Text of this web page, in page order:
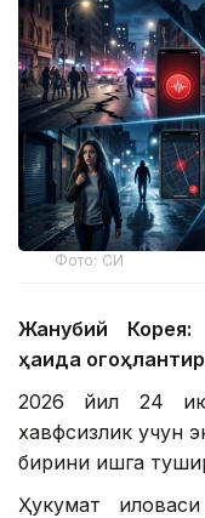
Фото: СИ
Жанубий Корея:
ҳақида
2026 йил 24
хавфсизлик учун
бирини ишга
Ҳукумат